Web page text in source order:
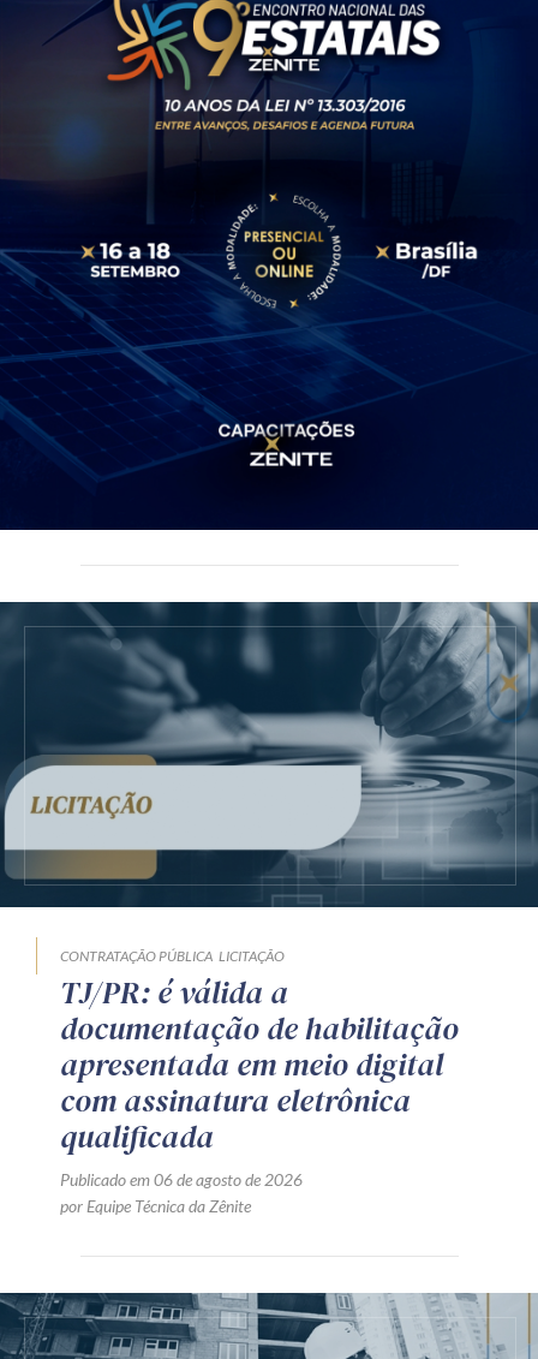
CONTRATAÇÃO PÚBLICA LICITAÇÃO
TJ/PR: é válida a
documentação de habilitação
apresentada em meio digital
com assinatura eletrônica
qualificada
Publicado em 06 de agosto de 2026
por Equipe Técnica da Zênite